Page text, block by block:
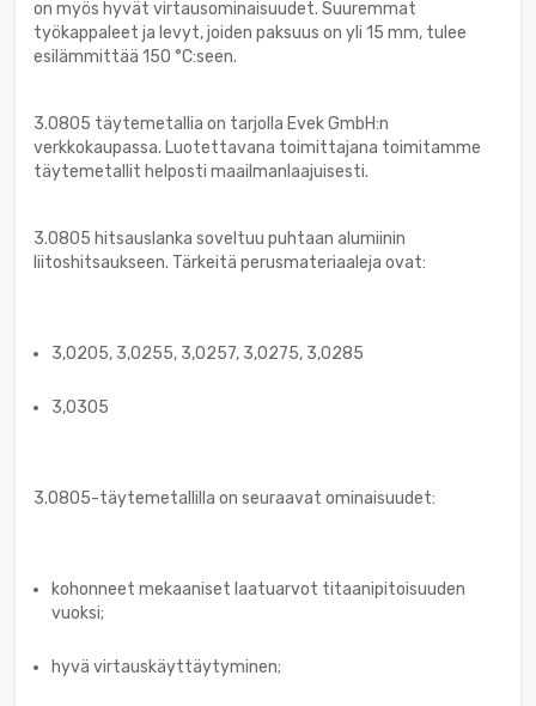
on myös hyvät virtausominaisuudet. Suuremmat
työkappaleet ja levyt, joiden paksuus on yli 15 mm, tulee
esilämmittää 150 °C:seen.
3.0805 täytemetallia on tarjolla Evek GmbH:n
verkkokaupassa. Luotettavana toimittajana toimitamme
täytemetallit helposti maailmanlaajuisesti.
3.0805 hitsauslanka soveltuu puhtaan alumiinin
liitoshitsaukseen. Tärkeitä perusmateriaaleja ovat:
3,0205, 3,0255, 3,0257, 3,0275, 3,0285
3,0305
3.0805-täytemetallilla on seuraavat ominaisuudet:
kohonneet mekaaniset laatuarvot titaanipitoisuuden
vuoksi;
hyvä virtauskäyttäytyminen;